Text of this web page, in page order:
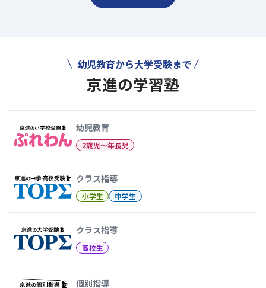
幼児教育から大学受験まで
京進の学習塾
幼児教育
2歳児〜年長児
クラス指導
小学生 中学生
クラス指導
高校生
個別指導